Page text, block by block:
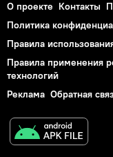
О проекте Контакты
Политика
Правила
Правила применения
технологий
Реклама Обратная